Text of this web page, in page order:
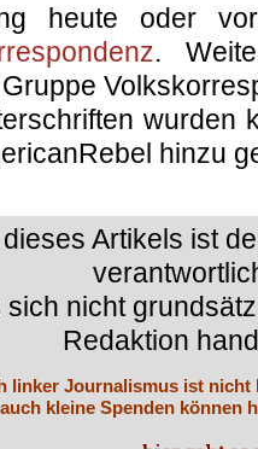
heute oder
.
wurden
hinzu
Artikels ist
nicht
Redaktion
linker Journalismus ist nicht
kleine Spenden können